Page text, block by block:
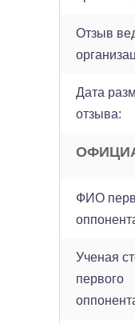
Отзыв
Дата
отзыва:
ФИО
Ученая
первого